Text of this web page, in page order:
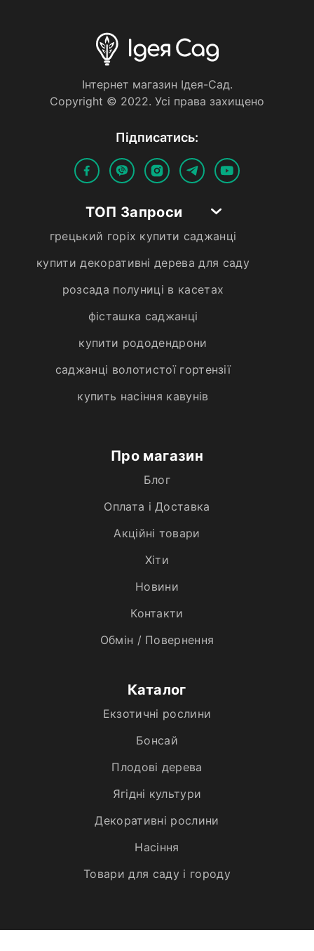
Iнтернет магазин Iдея-Сад.
Copyright © 2022. Усi права захищено
Пiдписатись:
ТОП Запроси
грецький горіх купити саджанці
купити декоративні дерева для саду
розсада полуниці в касетах
фісташка саджанці
купити рододендрони
саджанці волотистої гортензії
купить насіння кавунів
Про магазин
Блог
Оплата і Доставка
Акційні товари
Хiти
Новини
Контакти
Обмін / Повернення
Каталог
Екзотичні рослини
Бонсай
Плодові дерева
Ягідні культури
Декоративні рослини
Насіння
Товари для саду і городу